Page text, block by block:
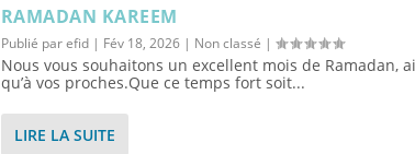
RAMADAN KAREEM
Publié parefid| Fév 18, 2026| Non classé |
Nous vous souhaitons un excellent mois de Ramadan,
qu’à vos proches.Que ce temps fort soit...
LIRE LA SUITE